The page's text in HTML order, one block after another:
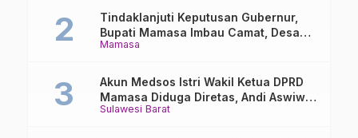
Mamasa
Tindaklanjuti Keputusan Gubernur,
Bupati Mamasa Imbau Camat, Desa
dan Lurah
Sulawesi Barat
Akun Medsos Istri Wakil Ketua DPRD
Mamasa Diduga Diretas, Andi Aswiwin
Buka Suara